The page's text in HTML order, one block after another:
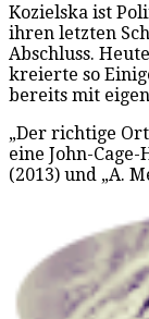
Kozielska ist
ihren letzten
Abschluss.
kreierte so
bereits mit
„Der richtige
eine John-Cage-
(2013) und „A.